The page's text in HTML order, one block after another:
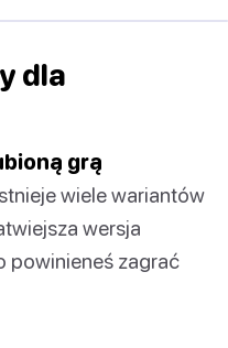
dla
grą
wiele wariantów
wersja
powinieneś zagrać